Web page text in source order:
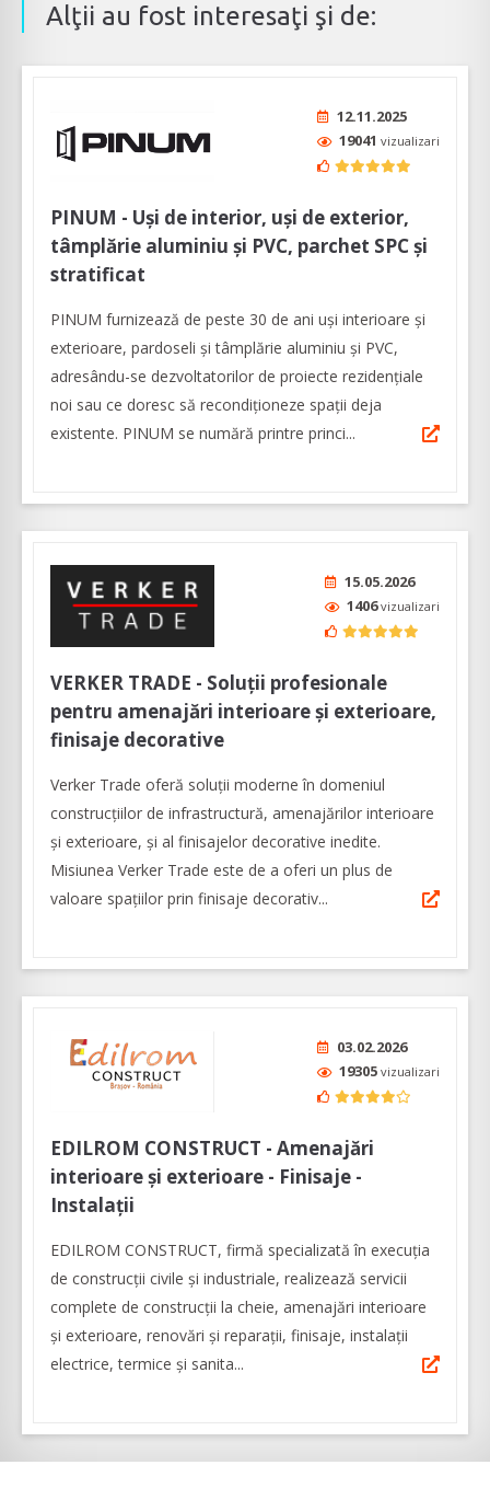
Alţii au fost interesaţi şi de:
12.11.2025
19041 vizualizari
PINUM - Uși de interior, uși de exterior,
tâmplărie aluminiu şi PVC, parchet SPC și
stratificat
PINUM furnizează de peste 30 de ani uși interioare şi
exterioare, pardoseli şi tâmplărie aluminiu şi PVC,
adresându-se dezvoltatorilor de proiecte rezidențiale
noi sau ce doresc să recondiționeze spații deja
existente. PINUM se numără printre princi...
15.05.2026
1406vizualizari
VERKER TRADE - Soluţii profesionale
pentru amenajări interioare şi exterioare,
finisaje decorative
Verker Trade oferă soluţii moderne în domeniul
construcţiilor de infrastructură, amenajărilor interioare
şi exterioare, şi al finisajelor decorative inedite.
Misiunea Verker Trade este de a oferi un plus de
valoare spaţiilor prin finisaje decorativ...
03.02.2026
19305 vizualizari
EDILROM CONSTRUCT - Amenajări
interioare și exterioare - Finisaje -
Instalații
EDILROM CONSTRUCT, firmă specializată în execuția
de construcții civile și industriale, realizează servicii
complete de construcții la cheie, amenajări interioare
şi exterioare, renovări şi reparaţii, finisaje, instalaţii
electrice, termice şi sanita...